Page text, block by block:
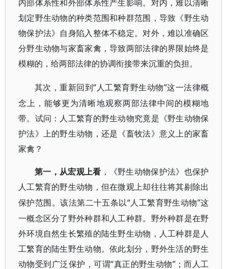
内部体系性和外部体系性产生影响。对内，难以清晰
划定野生动物的种类范围和种群范围，导致《野生动
物保护法》自身陷入整体不稳定。对外，难以准确区
分野生动物与家畜家禽，导致两部法律的界限始终是
模糊的，给两部法律的协调衔接带来沉重的负担。
其次，重新回到“人工繁育野生动物”这一法律概
念上，能够更为清晰地观察两部法律中间的模糊地
带。试问：人工繁育的野生动物究竟是《野生动物保
护法》上的野生动物，还是《畜牧法》意义上的家畜
家禽？
第一，从宏观上看 ，《野生动物保护法》也保护
人工繁育的野生动物，但在微观上却往往将其剔除出
保护范围。该法第二十五条以“人工繁育野生动物”这
一概念区分了野外种群和人工种群。野外种群是在野
外环境自然生长繁殖的陆生野生动物，人工种群是人
工繁育的陆生野生动物。依此划分，野外生活的野生
动物受到广泛保护，可谓“真正的野生动物”；而人工